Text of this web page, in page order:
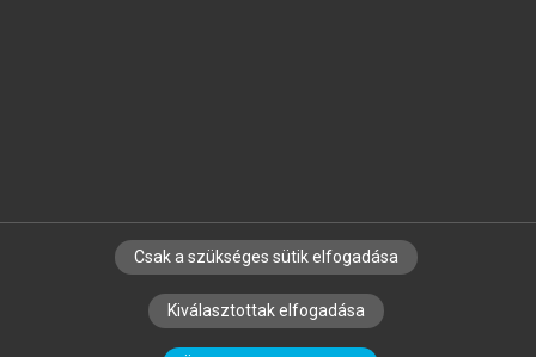
SZERZŐKNEK CÉGEKNEK KÖNYVTÁROSOKNAK
SZERKESZTÉSI ÉS LEKTORÁLÁSI ALAPELVEK
Csak a szükséges sütik elfogadása
Kiválasztottak elfogadása